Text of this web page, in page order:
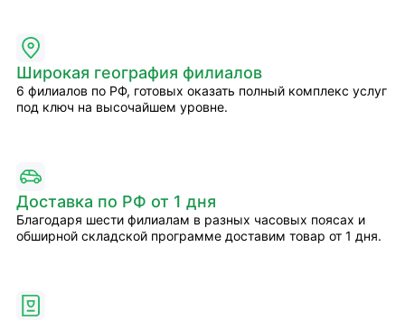
Широкая география филиалов
6 филиалов по РФ, готовых оказать полный комплекс услуг
под ключ на высочайшем уровне.
Доставка по РФ от 1 дня
Благодаря шести филиалам в разных часовых поясах и
обширной складской программе доставим товар от 1 дня.